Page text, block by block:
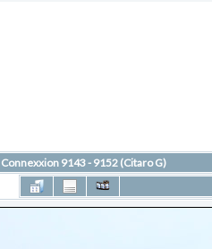
Connexxion 9143 - 9152 (Citaro G)